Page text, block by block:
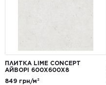
ПЛИТКА LIME CONCEPT
АЙВОРІ 600Х600Х8
849 грн/м²